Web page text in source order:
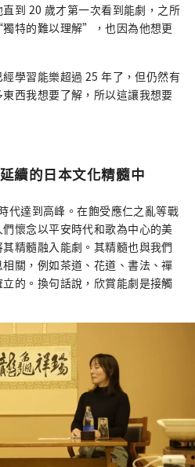
到 20 歲才第一次看到能劇，之所
特的難以理解”，也因為他想更
學習能樂超過 25 年了，但仍然有
西我想​​要了解，所以這讓我想要
續的日本文化精髓中
代達到高峰。在飽受應仁之亂等戰
懷念以平安時代和歌為中心的美
精髓融入能劇。其精髓也與我們
關，例如茶道、花道、書法、禪
的。換句話說，欣賞能劇是接觸